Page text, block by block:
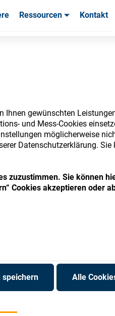
Ihnen gewünschten
und Mess-Cookies
möglicherweise
Datenschutzerklärung. Sie
zuzustimmen. Sie können
Cookies akzeptieren oder
speichern Alle
Ressourcen Kontakt
our wide range of